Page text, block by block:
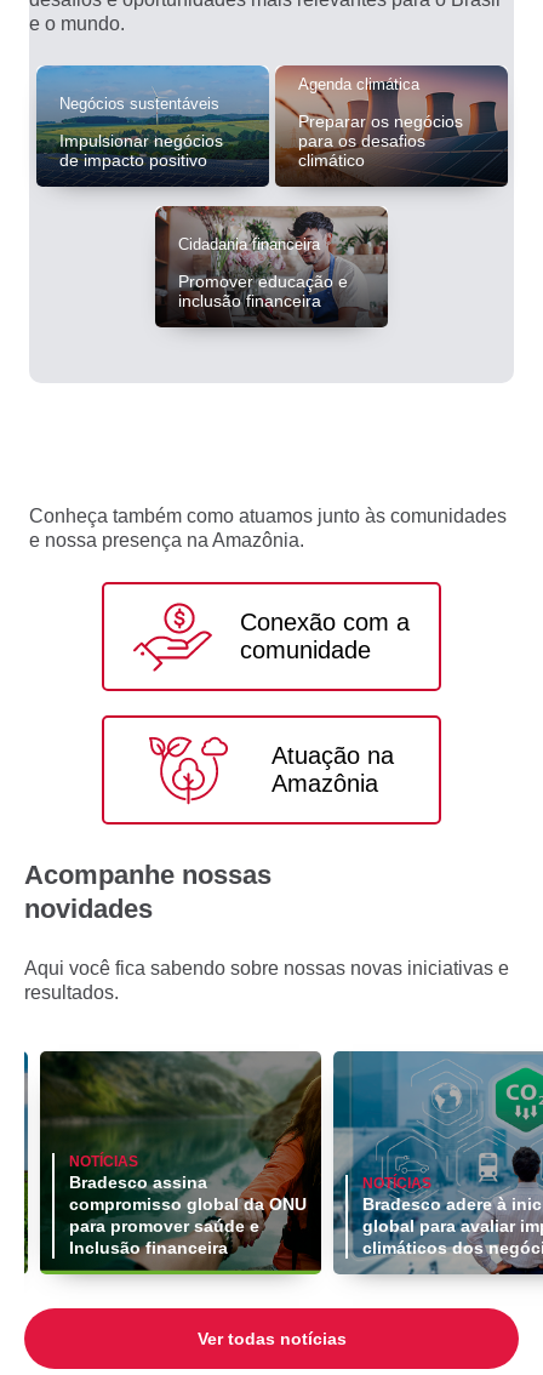
e o mundo.
Negócios sustentáveis
Impulsionar negócios
de impacto positivo
Agenda climática
Preparar os negócios
para os desafios
climático
Cidadania financeira
Promover educação e
inclusão financeira
Conheça também como atuamos junto às comunidades
e nossa presença na Amazônia.
Conexão com a
comunidade
Atuação na
Amazônia
Acompanhe nossas
novidades
Aqui você fica sabendo sobre nossas novas iniciativas e
resultados.
NOTÍCIAS
Bradesco assina
compromisso global da ONU
para promover saúde e
Inclusão financeira
NOTÍCIAS
Bradesco adere à
global para avaliar
climáticos dos
Ver todas notícias